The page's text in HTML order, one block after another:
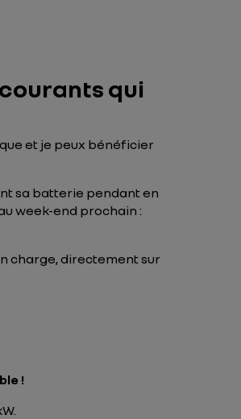
qui
et je peux bénéficier
sa batterie pendant en
week-end prochain :
charge, directement sur
!